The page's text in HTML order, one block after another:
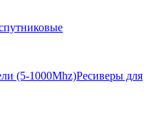
(5-1000Mhz)Ресиверы для